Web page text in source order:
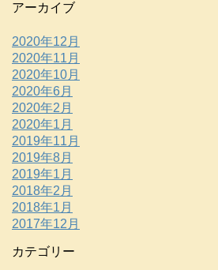
アーカイブ
2020年12月
2020年11月
2020年10月
2020年6月
2020年2月
2020年1月
2019年11月
2019年8月
2019年1月
2018年2月
2018年1月
2017年12月
カテゴリー